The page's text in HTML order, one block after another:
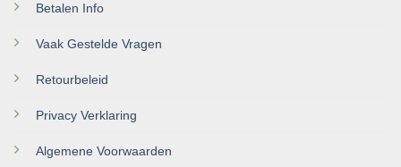
Betalen Info
Vaak Gestelde Vragen
Retourbeleid
Privacy Verklaring
Algemene Voorwaarden